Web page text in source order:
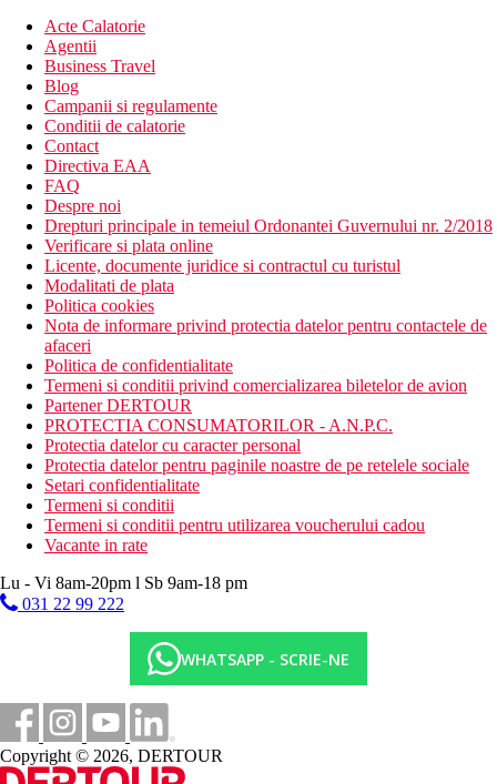
Acte Calatorie
Agentii
Business Travel
Blog
Campanii si regulamente
Conditii de calatorie
Contact
Directiva EAA
FAQ
Despre noi
Drepturi principale in temeiul Ordonantei Guvernului nr. 2/2018
Verificare si plata online
Licente, documente juridice si contractul cu turistul
Modalitati de plata
Politica cookies
Nota de informare privind protectia datelor pentru contactele de
afaceri
Politica de confidentialitate
Termeni si conditii privind comercializarea biletelor de avion
Partener DERTOUR
PROTECTIA CONSUMATORILOR - A.N.P.C.
Protectia datelor cu caracter personal
Protectia datelor pentru paginile noastre de pe retelele sociale
Setari confidentialitate
Termeni si conditii
Termeni si conditii pentru utilizarea voucherului cadou
Vacante in rate
Lu - Vi 8am-20pm l Sb 9am-18 pm
031 22 99 222
WHATSAPP - SCRIE-NE
Copyright © 2026, DERTOUR